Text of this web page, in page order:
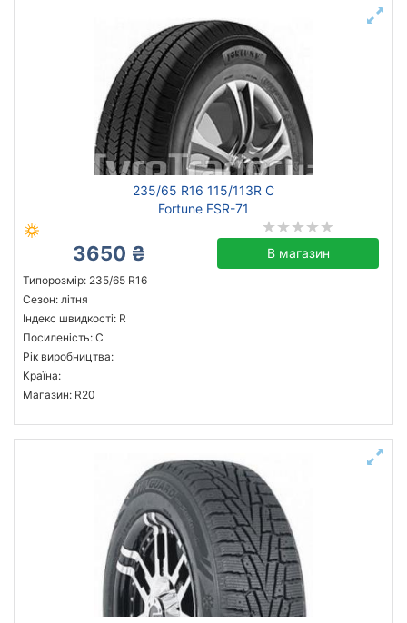
235/65 R16 115/113R C
Fortune FSR-71
3650 ₴ В магазин
Типорозмір: 235/65 R16
Сезон: літня
Індекс швидкості: R
Посиленість: C
Рік виробництва:
Країна:
Магазин: R20